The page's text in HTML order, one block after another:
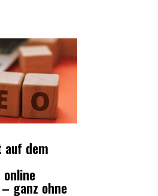
auf dem
online
ganz ohne